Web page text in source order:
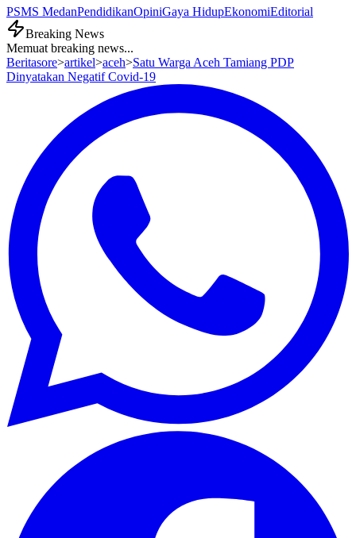
PSMS MedanPendidikanOpiniGaya HidupEkonomiEditorial
Breaking News
Memuat breaking news...
Beritasore>artikel>aceh>Satu Warga Aceh Tamiang PDP
Dinyatakan Negatif Covid-19